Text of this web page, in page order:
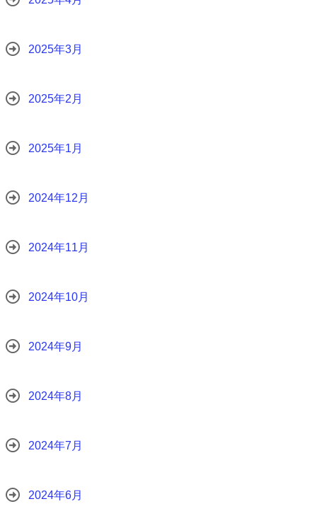
2025年3月
2025年2月
2025年1月
2024年12月
2024年11月
2024年10月
2024年9月
2024年8月
2024年7月
2024年6月